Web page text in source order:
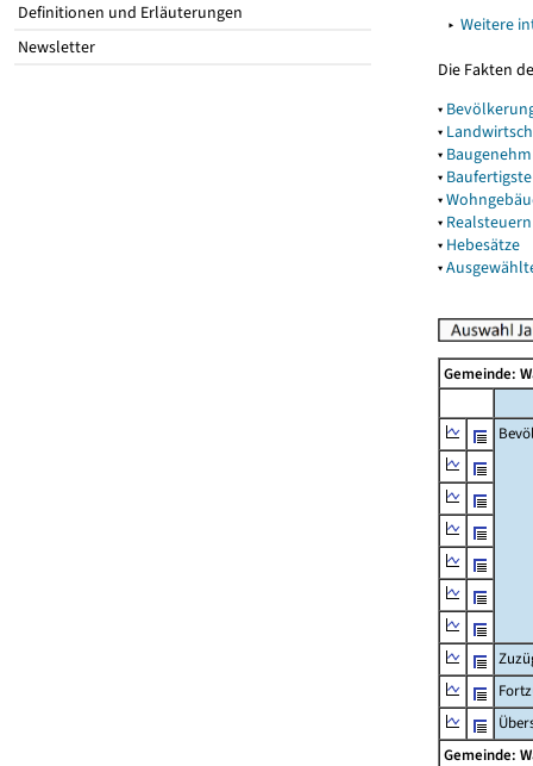
Definitionen und Erläuterungen
Newsletter
▸ Weitere
Die Fakten
▾
▾
▾
▾
▾
▾ Realsteuern
▾ Hebesätze
▾
Gemeinde:
Gemeinde: